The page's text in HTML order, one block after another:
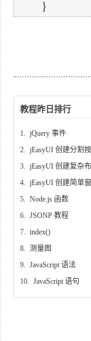
教程昨日排行
1. jQuery 事件
2. jEasyUI 创建分割
3. jEasyUI 创建复杂
4. jEasyUI 创建简单
5. Node.js 函数
6. JSONP 教程
7. index()
8. 测量图
9. JavaScript 语法
10. JavaScript 语句